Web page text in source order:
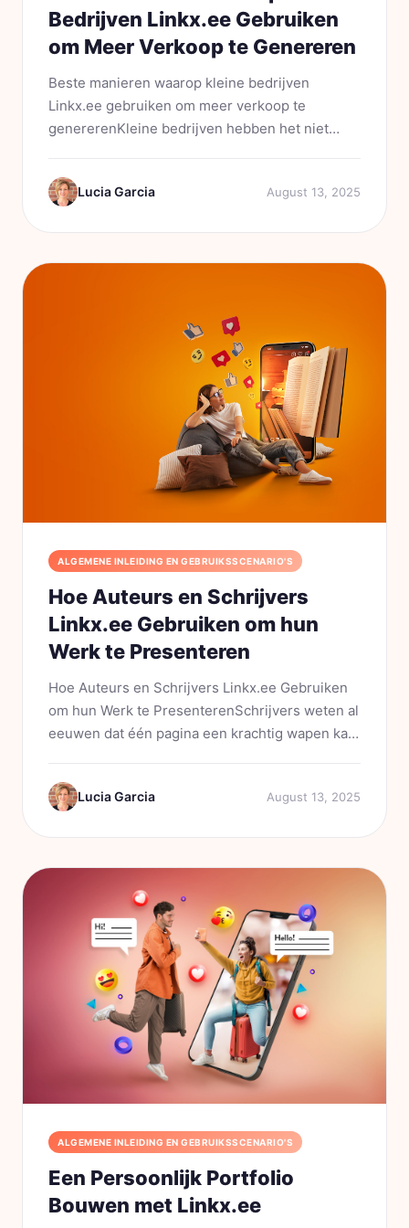
Bedrijven Linkx.ee Gebruiken
om Meer Verkoop te Genereren
Beste manieren waarop kleine bedrijven
Linkx.ee gebruiken om meer verkoop te
genererenKleine bedrijven hebben het niet
aandachtsspannen en veel te veel tools die niet
met elkaar praten. Als je in 2025...
Lucia Garcia August 13, 2025
ALGEMENE INLEIDING EN GEBRUIKSSCENARIO'S
Hoe Auteurs en Schrijvers
Linkx.ee Gebruiken om hun
Werk te Presenteren
Hoe Auteurs en Schrijvers Linkx.ee Gebruiken
om hun Werk te PresenterenSchrijvers weten al
eeuwen dat één pagina een krachtig wapen kan
of een perfect getimede bio: de manier waarop
je je werk...
Lucia Garcia August 13, 2025
ALGEMENE INLEIDING EN GEBRUIKSSCENARIO'S
Een Persoonlijk Portfolio
Bouwen met Linkx.ee